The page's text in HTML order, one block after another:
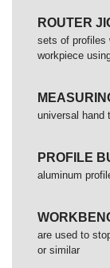
ROUTER
sets of profiles
workpiece
universal hand
PROFILE
aluminum
are used to
or similar